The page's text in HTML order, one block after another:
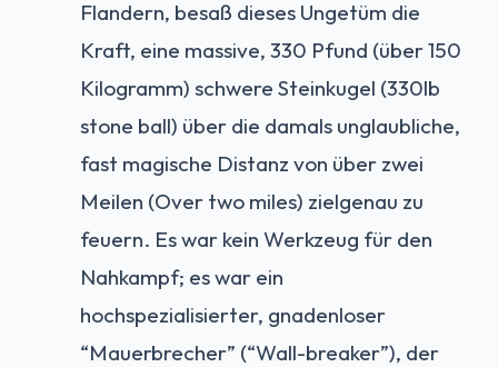
Flandern, besaß dieses Ungetüm die
Kraft, eine massive, 330 Pfund (über 150
Kilogramm) schwere Steinkugel (330lb
stone ball) über die damals unglaubliche,
fast magische Distanz von über zwei
Meilen (Over two miles) zielgenau zu
feuern. Es war kein Werkzeug für den
Nahkampf; es war ein
hochspezialisierter, gnadenloser
“Mauerbrecher” (“Wall-breaker”), der